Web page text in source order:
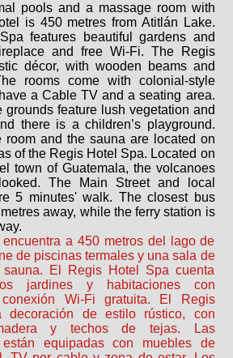
pools and a massage room with
is 450 metres from Atitlán Lake.
features beautiful gardens and
and free Wi-Fi. The Regis
décor, with wooden beams and
rooms come with colonial-style
a Cable TV and a seating area.
grounds feature lush vegetation and
there is a children’s playground.
room and the sauna are located on
of the Regis Hotel Spa. Located on
town of Guatemala, the volcanoes
The Main Street and local
5 minutes' walk. The closest bus
away, while the ferry station is
encuentra a 450 metros del lago de
de piscinas termales y una sala de
sauna. El Regis Hotel Spa cuenta
jardines y habitaciones con
Wi-Fi gratuita. El Regis
decoración de estilo rústico, con
y techos de tejas. Las
están equipadas con muebles de